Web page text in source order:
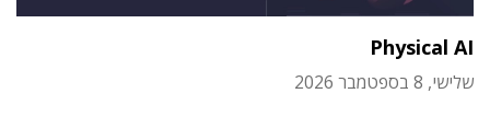
Physical AI
שלישי, 8 בספטמבר 2026